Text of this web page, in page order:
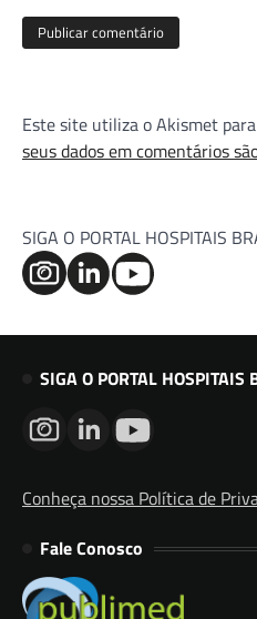
Este site utiliza o Akismet
seus dados em comentários
SIGA O PORTAL HOSPITAIS
SIGA O PORTAL HOSPITAIS
Conheça nossa Política de
Fale Conosco